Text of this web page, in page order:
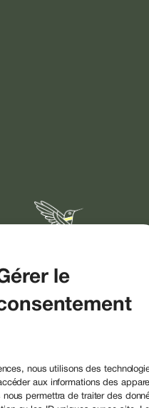
le
nous utilisons des
aux informations des
permettra de traiter des
de l’ACPR, 4 Place de
| Politique de